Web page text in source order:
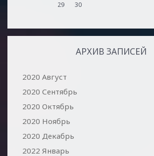
29 30
АРХИВ ЗАПИСЕЙ
2020 Август
2020 Сентябрь
2020 Октябрь
2020 Ноябрь
2020 Декабрь
2022 Январь